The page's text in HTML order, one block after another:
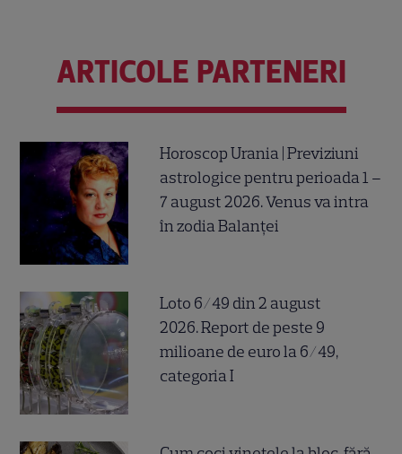
ARTICOLE PARTENERI
Horoscop Urania | Previziuni
astrologice pentru perioada 1 –
7 august 2026. Venus va intra
în zodia Balanței
Loto 6/49 din 2 august
2026. Report de peste 9
milioane de euro la 6/49,
categoria I